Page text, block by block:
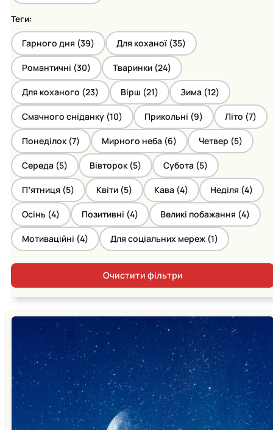
Теги:
Гарного дня (39) Для коханої (35)
Романтичні (30) Тваринки (24)
Для коханого (23) Вірш (21) Зима (12)
Смачного сніданку (10) Прикольні (9) Літо (7)
Понеділок (7) Мирного неба (6) Четвер (5)
Середа (5) Вівторок (5) Субота (5)
Пʼятниця (5) Квіти (5) Кава (4) Неділя (4)
Осінь (4) Позитивні (4) Великі побажання (4)
Мотиваційні (4) Для соціальних мереж (1)
Очистити фільтри